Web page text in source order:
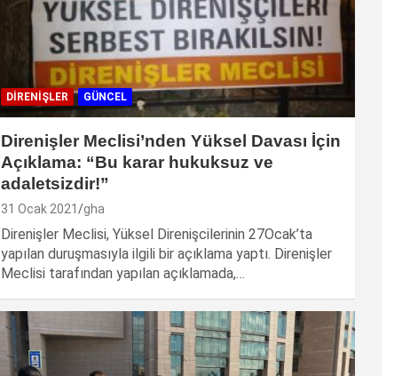
DIRENIŞLER GÜNCEL
Direnişler Meclisi’nden Yüksel Davası İçin
Açıklama: “Bu karar hukuksuz ve
adaletsizdir!”
31 Ocak 2021 gha
Direnişler Meclisi, Yüksel Direnişcilerinin 27Ocak’ta
yapılan duruşmasıyla ilgili bir açıklama yaptı. Direnişler
Meclisi tarafından yapılan açıklamada,…